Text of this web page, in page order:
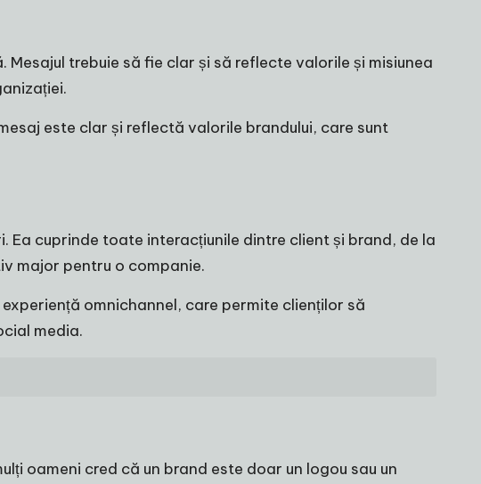
trebuie să fie clar și să reflecte valorile și misiunea
este clar și reflectă valorile brandului, care sunt
Ea cuprinde toate interacțiunile dintre client și brand, de la
major pentru o companie.
omnichannel, care permite clienților să
media.
oameni cred că un brand este doar un logou sau un